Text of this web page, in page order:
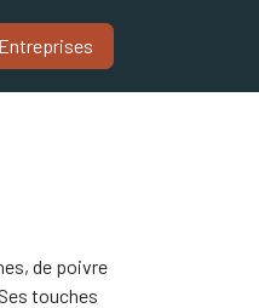
de poivre
touches